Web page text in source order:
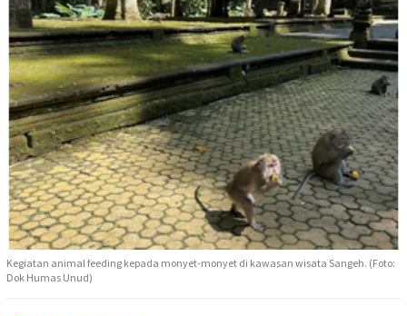
Kegiatan animal feeding kepada monyet-monyet di kawasan wisata Sangeh. (Foto:
Dok Humas Unud)